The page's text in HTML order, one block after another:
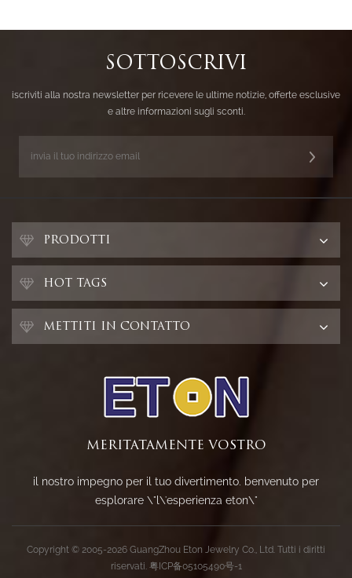
SOTTOSCRIVI
iscriviti alla nostra newsletter per ricevere le ultime notizie, offerte esclusive
e altre informazioni sugli sconti.
PRODOTTI
HOT TAGS
METTITI IN CONTATTO
MERITATAMENTE VOSTRO
il nostro impegno per il tuo divertimento. benvenuto per
esplorare \"l\'esperienza eton\"
Copyright © 2005-2026 GuangZhou Eton Jewelry Co., Ltd. Tutti i diritti
riservati. 粤ICP备05105490号-1